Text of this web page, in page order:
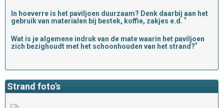
In hoeverre is het paviljoen duurzaam? Denk daarbij aan het
gebruik van materialen bij bestek, koffie, zakjes e.d. *
Wat is je algemene indruk van de mate waarin het paviljoen
zich bezighoudt met het schoonhouden van het strand?*
Strand foto's